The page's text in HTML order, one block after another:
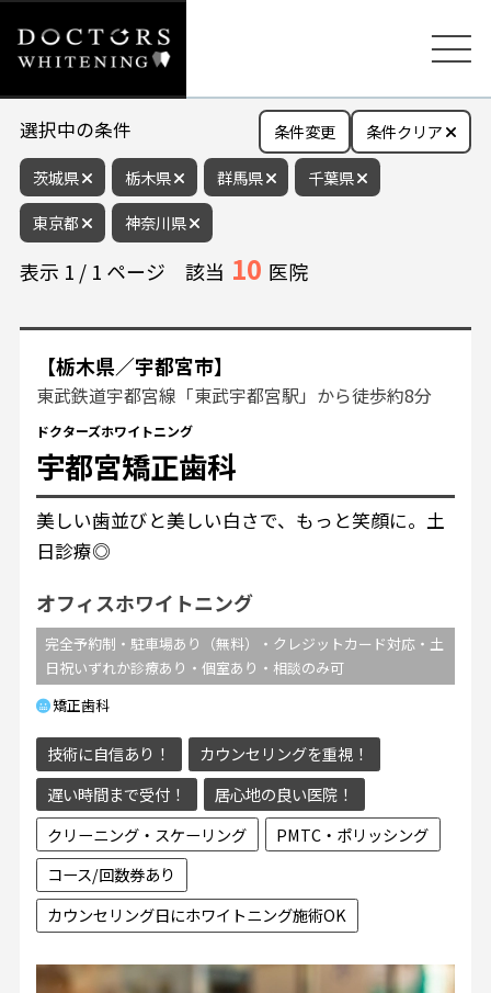
選択中の条件
茨城県 栃木県 群馬県
千葉県
東京都
神奈川県
条件変更 条件クリア
表示 1 / 1 ページ 該当 10 医院
【栃木県／宇都宮市】
東武鉄道宇都宮線「東武宇都宮駅」から徒歩約8分
ドクターズホワイトニング
宇都宮矯正歯科
美しい歯並びと美しい白さで、もっと笑顔に。土
日診療◎
オフィスホワイトニング
完全予約制・駐車場あり（無料）・クレジットカード対応・土
日祝いずれか診療あり・個室あり・相談のみ可
矯正歯科
技術に自信あり！
カウンセリングを重視！
遅い時間まで受付！
居心地の良い医院！
クリーニング・スケーリング
PMTC・ポリッシング
コース/回数券あり
カウンセリング日にホワイトニング施術OK